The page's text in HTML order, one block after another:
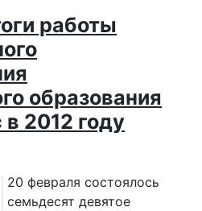
работы
образования
в 2012 году
20 февраля состоялось
семьдесят девятое